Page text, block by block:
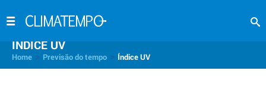
INDICE UV
Home Previsão do tempo Índice UV